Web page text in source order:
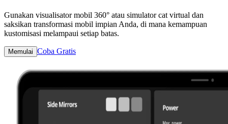
Gunakan visualisator mobil 360° atau simulator cat virtual dan
saksikan transformasi mobil impian Anda, di mana kemampuan
kustomisasi melampaui setiap batas.
Memulai Coba Gratis